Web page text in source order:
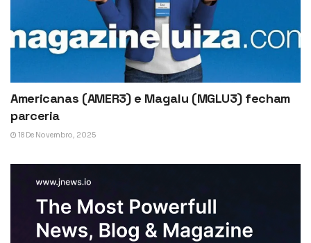
Americanas (AMER3) e Magalu (MGLU3) fecham
parceria
18 De Novembro, 2025